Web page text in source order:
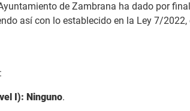
de Zambrana ha dado por
así con lo establecido en la Ley 7/
I): Ninguno.